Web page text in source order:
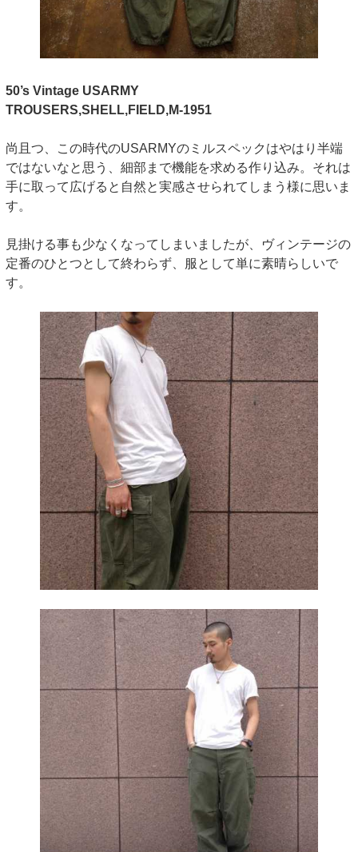
50’s Vintage USARMY
TROUSERS,SHELL,FIELD,M-1951
尚且つ、この時代のUSARMYのミルスペックはやはり半端
ではないなと思う、細部まで機能を求める作り込み。それは
手に取って広げると自然と実感させられてしまう様に思いま
す。
見掛ける事も少なくなってしまいましたが、ヴィンテージの
定番のひとつとして終わらず、服として単に素晴らしいで
す。